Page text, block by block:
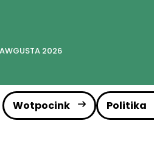
2026
Wotpocink Politika